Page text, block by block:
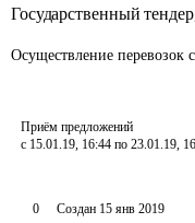
Государственный тендер
Осуществление перевозок
Приём предложений
с 15.01.19, 16:44 по 23.01.19,
0 Создан 15 янв 2019